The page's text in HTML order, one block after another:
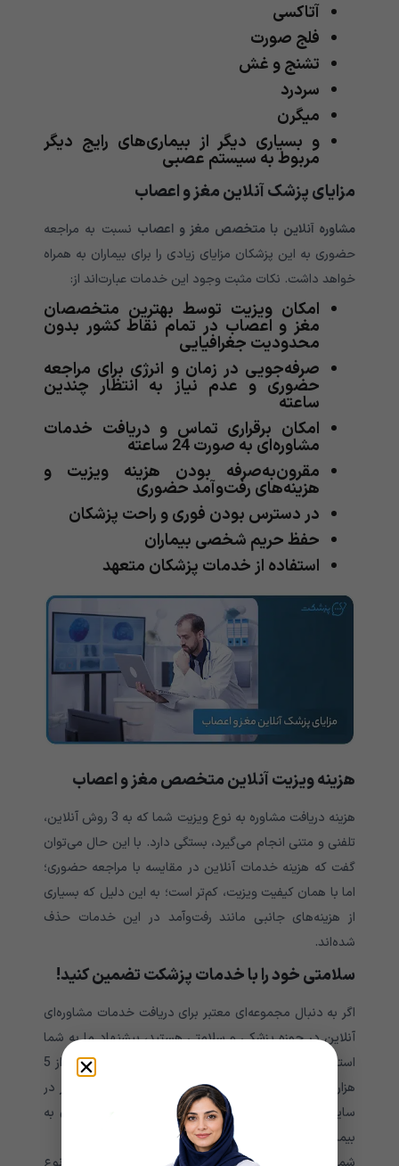
آتاکسی
فلج صورت
تشنج و غش
سردرد
میگرن
و بسیاری دیگر از بیماری‌های رایج دیگر
مربوط به سیستم عصبی
مزایای پزشک آنلاین مغز و اعصاب
مشاوره آنلاین با متخصص مغز و اعصاب نسبت به مراجعه
حضوری به این پزشکان مزایای زیادی را برای بیماران به همراه
خواهد داشت. نکات مثبت وجود این خدمات عبارت‌اند از:
امکان ویزیت توسط بهترین متخصصان
مغز و اعصاب در تمام نقاط کشور بدون
محدودیت جغرافیایی
صرفه‌جویی در زمان و انرژی برای مراجعه
حضوری و عدم نیاز به انتظار چندین
ساعته
امکان برقراری تماس و دریافت خدمات
مشاوره‌ای به صورت 24 ساعته
مقرون‌به‌صرفه بودن هزینه ویزیت و
هزینه‌های رفت‌وآمد حضوری
در دسترس بودن فوری و راحت پزشکان
حفظ حریم شخصی بیماران
استفاده از خدمات پزشکان متعهد
هزینه ویزیت آنلاین متخصص مغز و اعصاب
هزینه دریافت مشاوره به نوع ویزیت شما که به 3 روش آنلاین،
تلفنی و متنی انجام می‌گیرد، بستگی دارد. با این حال می‌توان
گفت که هزینه خدمات آنلاین در مقایسه با مراجعه حضوری؛
اما با همان کیفیت ویزیت، کم‌تر است؛ به این دلیل که بسیاری
از هزینه‌های جانبی مانند رفت‌وآمد در این خدمات حذف
شده‌اند.
سلامتی خود را با خدمات پزشکت تضمین کنید!
اگر به دنبال مجموعه‌ای معتبر برای دریافت خدمات مشاوره‌ای
آنلاین در حوزه پزشکی و سلامتی هستید، پیشنهاد ما به شما
استفاده از خدمات
است. در این مجموعه بیش از 5
هزار پزشک عمومی، متخصص، روانشناس و مشاوران دیگر در
سایر زمینه‌ها به صورت 24 ساعته برای ارائه خدمات فوری به
بیماران عزیز، فعال هستند.